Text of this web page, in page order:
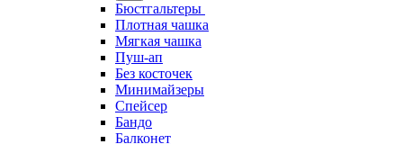
Бюстгальтеры
Плотная чашка
Мягкая чашка
Пуш-ап
Без косточек
Минимайзеры
Спейсер
Бандо
Балконет